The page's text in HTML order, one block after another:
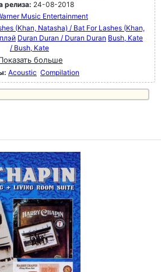
релиза: 24-08-2018
Music Entertainment
(Khan, Natasha) / Bat For Lashes (Khan,
Duran Duran / Duran Duran Bush, Kate
/ Bush, Kate
больше
Acoustic Compilation